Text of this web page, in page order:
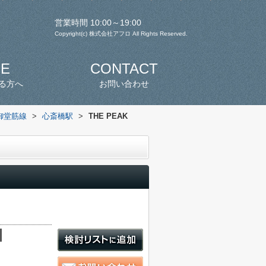
営業時間 10:00～19:00
Copyright(c) 株式会社アフロ All Rights Reserved.
方へ
CONTACT
お問い合わせ
堂筋線 > 心斎橋駅 > THE PEAK